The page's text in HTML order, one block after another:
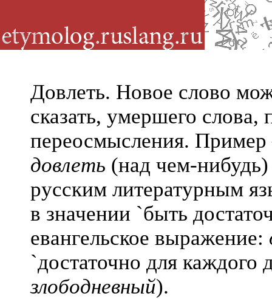
Довлеть. Новое слово
сказать, умершего слова,
переосмысления.
довлеть (над чем-
русским литературным
в значении `быть
евангельское выражение:
`достаточно для
злободневный).